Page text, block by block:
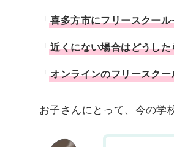
「喜多方市にフリースクール
「近くにない場合はどうし
「オンラインのフリースク
お子さんにとって、今の学